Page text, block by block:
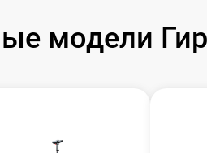
модели